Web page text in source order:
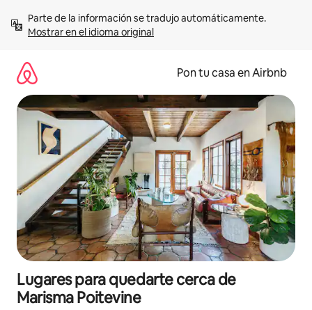
contenidoMostrar en el idioma original
Pon tu casa en Airbnb
Lugares para quedarte cerca de
Marisma Poitevine